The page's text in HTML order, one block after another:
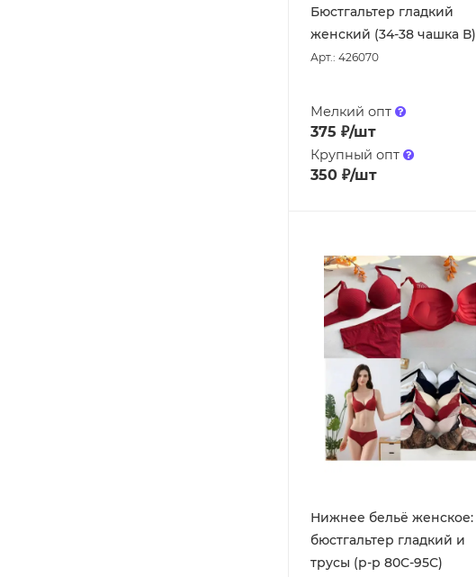
Бюстгальтер гладкий
женский (34-38 чашка В)
Арт.: 426070
Мелкий опт
375 ₽/шт
Крупный опт
350 ₽/шт
Нижнее бельё женское:
бюстгальтер гладкий и
трусы (р-р 80С-95С)